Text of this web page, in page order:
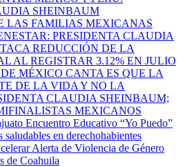
SHEINBAUM
LAS FAMILIAS MEXICANAS
PRESIDENTA CLAUDIA
REDUCCIÓN DE LA
AL REGISTRAR 3.12% EN JULIO
MÉXICO CANTA ES QUE LA
DE LA VIDA Y NO LA
CLAUDIA SHEINBAUM;
MEXICANOS
Encuentro Educativo “Yo Puedo”
saludables en derechohabientes
Alerta de Violencia de Género
de Coahuila